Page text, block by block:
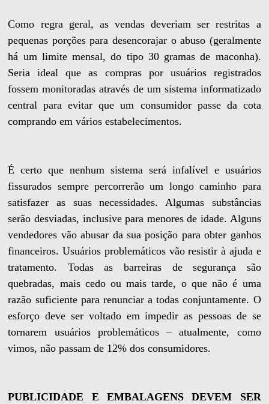
Como regra geral, as vendas deveriam ser restritas a
pequenas porções para desencorajar o abuso (geralmente
há um limite mensal, do tipo 30 gramas de maconha).
Seria ideal que as compras por usuários registrados
fossem monitoradas através de um sistema informatizado
central para evitar que um consumidor passe da cota
comprando em vários estabelecimentos.
É certo que nenhum sistema será infalível e usuários
fissurados sempre percorrerão um longo caminho para
satisfazer as suas necessidades. Algumas substâncias
serão desviadas, inclusive para menores de idade. Alguns
vendedores vão abusar da sua posição para obter ganhos
financeiros. Usuários problemáticos vão resistir à ajuda e
tratamento. Todas as barreiras de segurança são
quebradas, mais cedo ou mais tarde, o que não é uma
razão suficiente para renunciar a todas conjuntamente. O
esforço deve ser voltado em impedir as pessoas de se
tornarem usuários problemáticos – atualmente, como
vimos, não passam de 12% dos consumidores.
PUBLICIDADE E EMBALAGENS DEVEM SER